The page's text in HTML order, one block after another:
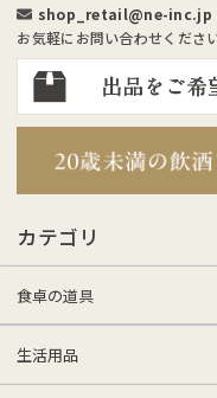
shop_retail@ne-inc.jp
お気軽にお問い合わせくださ
カテゴリ
食卓の道具
生活用品